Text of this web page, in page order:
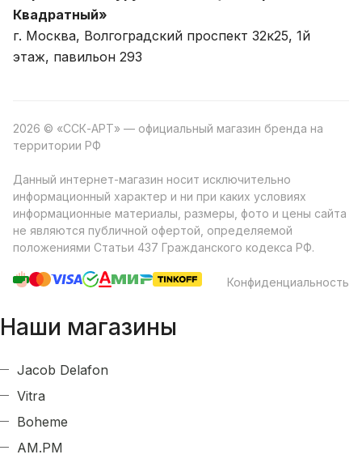
Квадратный»
г. Москва, Волгоградский проспект 32к25, 1й
этаж, павильон 293
2026 © «ССК-АРТ» — официальный магазин бренда на
территории РФ
Данный интернет-магазин носит исключительно
информационный характер и ни при каких условиях
информационные материалы, размеры, фото и цены сайта
не являются публичной офертой, определяемой
положениями Статьи 437 Гражданского кодекса РФ.
Конфиденциальность
Наши магазины
Jacob Delafon
Vitra
Boheme
AM.PM